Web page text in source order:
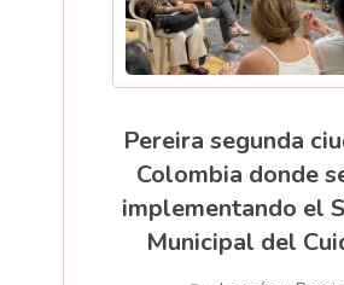
Pereira segunda
Colombia donde
implementando el
Municipal del